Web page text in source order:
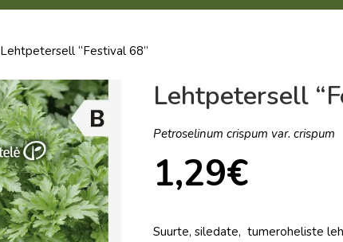
Lehtpetersell “Festival 68”
Lehtpetersell
Petroselinum crispum var. crispum
1,29€
Suurte, siledate, tumeroheliste